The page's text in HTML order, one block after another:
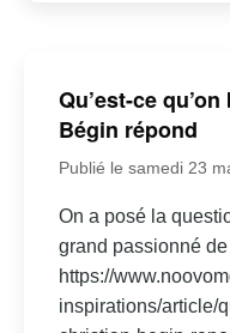
Qu’est-ce
Bégin répond
Publié le samedi 23
On a posé la
grand passionné
https://
inspirations/article/